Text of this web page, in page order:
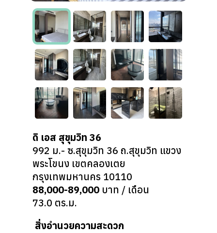
ดิ เอส สุขุมวิท 36
992 ม.- ซ.สุขุมวิท 36 ถ.สุขุมวิท แขวง
พระโขนง เขตคลองเตย
กรุงเทพมหานคร 10110
88,000-89,000 บาท / เดือน
73.0 ตร.ม.
สิ่งอำนวยความสะดวก